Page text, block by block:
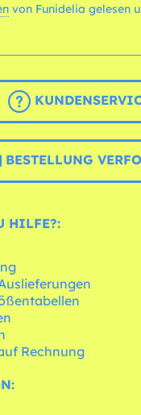
BESTELLUNG
HILFE?:
Rechnung